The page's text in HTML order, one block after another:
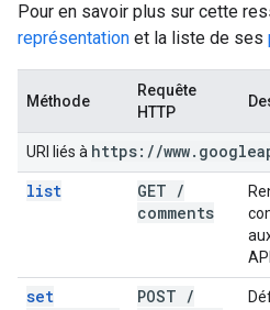
Pour en savoir plus sur cette
représentation et la liste de ses
Méthode
Requête
HTTP
URI liés à https: //www.
list
GET /
comments
API.
set
POST /